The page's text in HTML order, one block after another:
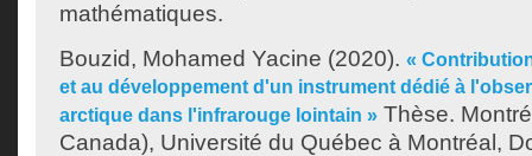
mathématiques.
Bouzid, Mohamed Yacine (2020). «
et au développement d'un instrument dédié à
arctique dans l'infrarouge lointain » Thèse.
Canada), Université du Québec à Montréal,